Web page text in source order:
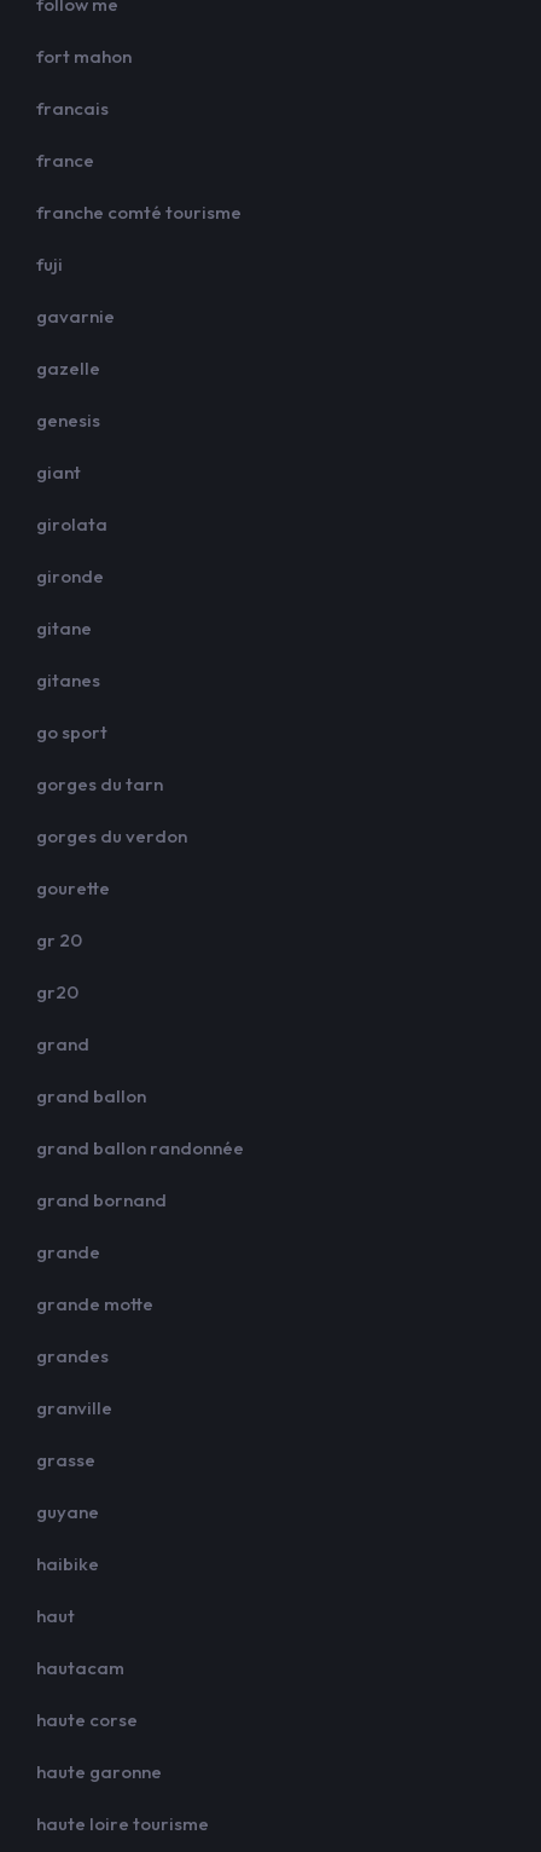
fort mahon
francais
france
franche comté tourisme
fuji
gavarnie
gazelle
genesis
giant
girolata
gironde
gitane
gitanes
go sport
gorges du tarn
gorges du verdon
gourette
gr 20
gr20
grand
grand ballon
grand ballon randonnée
grand bornand
grande
grande motte
grandes
granville
grasse
guyane
haibike
haut
hautacam
haute corse
haute garonne
haute loire tourisme